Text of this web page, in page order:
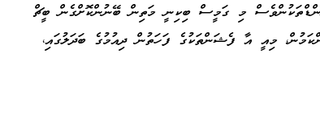
މި ގަމީސް ބިކިނީ މަތިން ބޭނުންކޮށްގެން ބީޗް
މިއީ އާ ފެޝަންތަކުގެ ފަހަތުން ދިއުމުގެ ބަދަލުގައި،